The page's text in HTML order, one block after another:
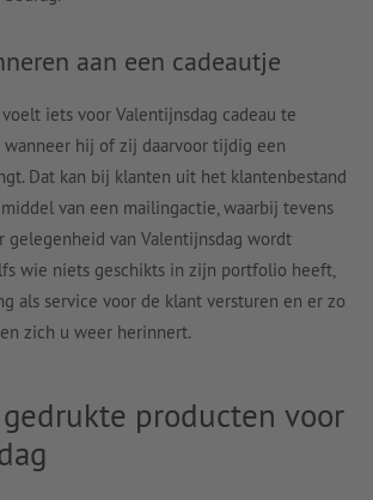
aan een cadeautje
iets voor Valentijnsdag cadeau te
wanneer hij of zij daarvoor tijdig een
Dat kan bij klanten uit het klantenbestand
van een mailingactie, waarbij tevens
gelegenheid van Valentijnsdag wordt
wie niets geschikts in zijn portfolio heeft,
als service voor de klant versturen en er zo
zich u weer herinnert.
producten voor